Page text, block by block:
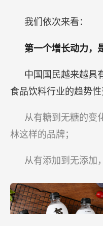
我们依次来看：
第一个增长动力，
中国国民越来越具
食品饮料行业的趋势性
从有糖到无糖的变
林这样的品牌；
从有添加到无添加